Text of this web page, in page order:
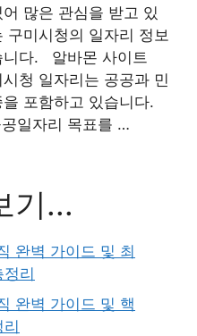
많은 관심을 받고 있
구미시청의 일자리 정보
니다. 알바몬 사이트
청 일자리는 공공과 민
포함하고 있습니다.
일자리 목표를 …
기...
완벽 가이드 및 최
리
완벽 가이드 및 핵